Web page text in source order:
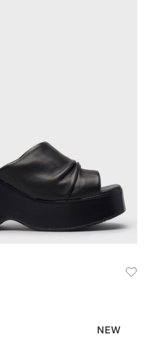
NEW